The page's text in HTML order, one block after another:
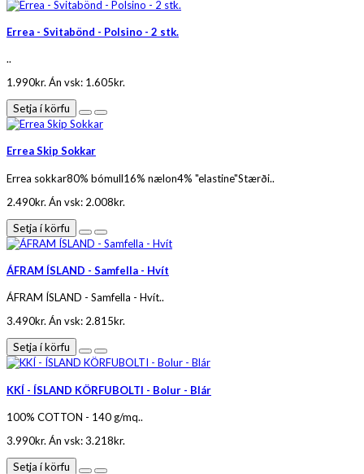
Errea - Svitabönd - Polsino - 2 stk.
..
1.990kr. Án vsk: 1.605kr.
Setja í körfu
Errea Skip Sokkar
Errea sokkar80% bómull16% nælon4% "elastine"Stærði..
2.490kr. Án vsk: 2.008kr.
Setja í körfu
ÁFRAM ÍSLAND - Samfella - Hvít
ÁFRAM ÍSLAND - Samfella - Hvít..
3.490kr. Án vsk: 2.815kr.
Setja í körfu
KKÍ - ÍSLAND KÖRFUBOLTI - Bolur - Blár
100% COTTON - 140 g/mq..
3.990kr. Án vsk: 3.218kr.
Setja í körfu